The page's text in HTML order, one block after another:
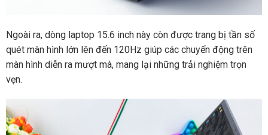
Ngoài ra, dòng laptop 15.6 inch này còn được trang bị tần số
quét màn hình lớn lên đến 120Hz giúp các chuyển động trên
màn hình diễn ra mượt mà, mang lại những trải nghiệm trọn
vẹn.